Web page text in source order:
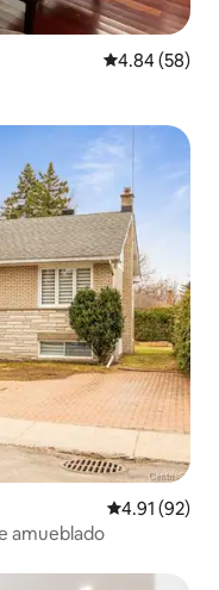
Calificación
4.84 (58)
Calificación
4.91 (92)
amueblado